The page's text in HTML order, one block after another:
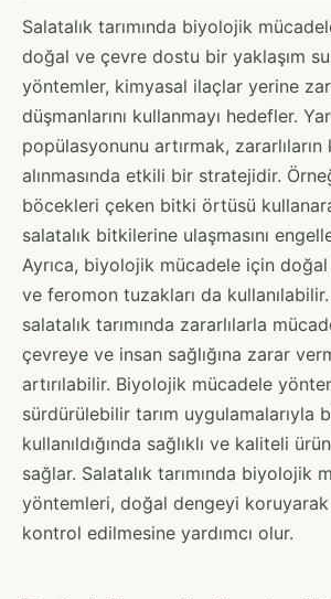
Salatalık tarımında biyolojik
doğal ve çevre dostu bir yaklaşım
yöntemler, kimyasal ilaçlar yerine
düşmanlarını kullanmayı hedefler.
popülasyonunu artırmak, zararlıların
alınmasında etkili bir stratejidir.
böcekleri çeken bitki örtüsü
salatalık bitkilerine ulaşmasını
Ayrıca, biyolojik mücadele için
ve feromon tuzakları da
salatalık tarımında zararlılarla
çevreye ve insan sağlığına zarar
artırılabilir. Biyolojik mücadele
sürdürülebilir tarım uygulamalarıyla
kullanıldığında sağlıklı ve kaliteli
sağlar. Salatalık tarımında biyolojik
yöntemleri, doğal dengeyi koruyarak
kontrol edilmesine yardımcı olur.